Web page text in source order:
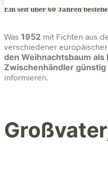
Ein seit über 60 Jahren
Was 1952 mit Fichten aus
verschiedener
den Weihnachtsbaum
Zwischenhändler günstig
informieren.